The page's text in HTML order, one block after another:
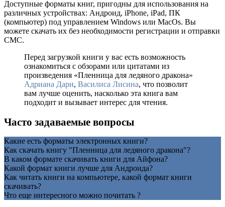
Доступные форматы книг, пригодны для использования на
различных устройствах: Андроид, iPhone, iPad, ПК
(компьютер) под управлением Windows или MacOs. Вы
можете скачать их без необходимости регистрации и отправки
СМС.
Перед загрузкой книги у вас есть возможность
ознакомиться с обзорами или цитатами из
произведения «Пленница для ледяного дракона»
Адриана Дари, Василиса Лисина, что позволит
вам лучше оценить, насколько эта книга вам
подходит и вызывает интерес для чтения.
Часто задаваемые вопросы
Какие есть форматы электронных книги?
Как скачать книгу "Пленница для ледяного дракона"?
В каком формате скачивать книги для Айфона?
Какой формат книги лучше для Андроида?
Как читать книги на компьютере, какой формат книги
скачивать?
Что еще интересного можно почитать ?